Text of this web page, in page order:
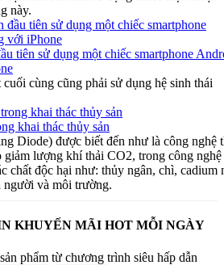
này.
tiên sử dụng một chiếc smartphone
cùng cũng phải sử dụng hệ sinh thái
khai thác thủy sản
Diode) được biết đến như là công nghệ
lượng khí thải CO2, trong công nghệ
chất độc hại như: thủy ngân, chì, cadium
người và môi trường.
KHUYẾN MÃI HOT MỖI NGÀY
phẩm từ chương trình siêu hấp dẫn